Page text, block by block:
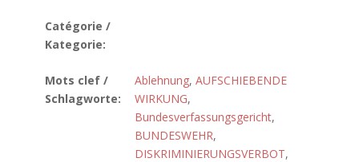
Catégorie /
Kategorie:
Mots clef /
Schlagworte:
Ablehnung, AUFSCHIEBENDE
WIRKUNG,
Bundesverfassungsgericht,
BUNDESWEHR,
DISKRIMINIERUNGSVERBOT,